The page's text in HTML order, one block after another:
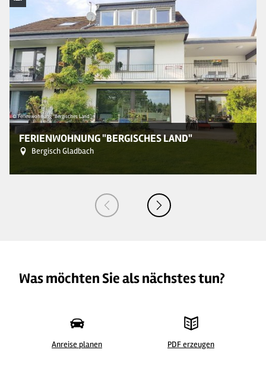
© Ferienwohnung "Bergisches Land"
FERIENWOHNUNG "BERGISCHES LAND"
Bergisch Gladbach
Was möchten Sie als nächstes tun?
Anreise planen PDF erzeugen